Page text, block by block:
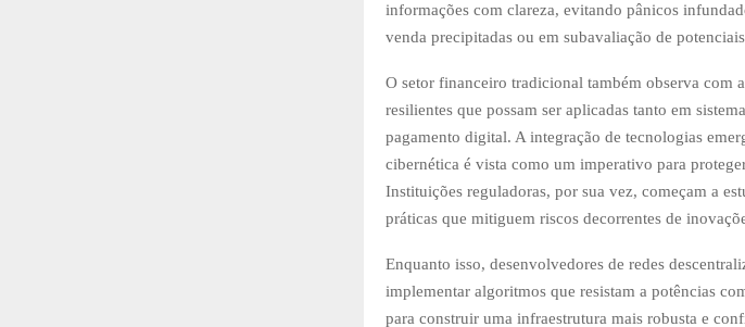
informações com clareza, evitando pânicos
venda precipitadas ou em subavaliação de
O setor financeiro tradicional também observa com
resilientes que possam ser aplicadas tanto em
pagamento digital. A integração de tecnologias
cibernética é vista como um imperativo para
Instituições reguladoras, por sua vez, começam a
práticas que mitiguem riscos decorrentes de
Enquanto isso, desenvolvedores de redes
implementar algoritmos que resistam a potências
para construir uma infraestrutura mais robusta e